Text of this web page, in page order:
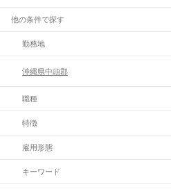
他の条件で探す
勤務地
沖縄県中頭郡
職種
特徴
雇用形態
キーワード